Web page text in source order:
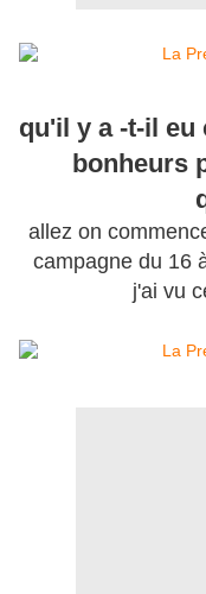
qu'il y a -t-il
bonheurs
allez on
campagne du 16
j'ai vu